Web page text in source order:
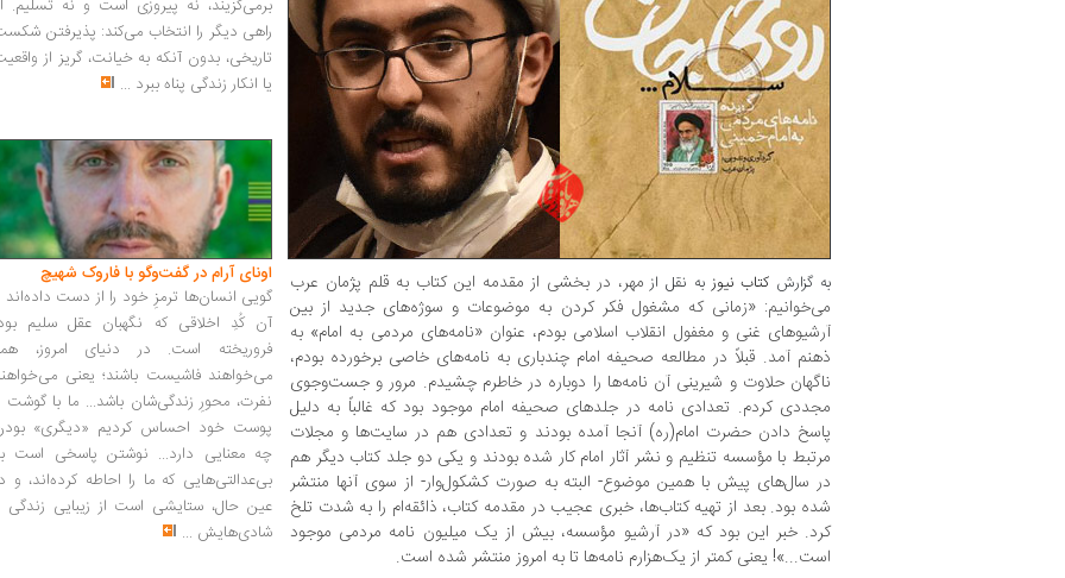
به گزارش کتاب نیوز به نقل از مهر، در بخشی از مقدمه این کتاب به قلم پژمان عرب
می‌خوانیم: «زمانی که مشغول فکر کردن به موضوعات و سوژه‌های جدید از بین
آرشیوهای غنی و مغفول انقلاب اسلامی بودم، عنوان «نامه‌های مردمی به امام» به
ذهنم آمد. قبلاً در مطالعه صحیفه امام چندباری به نامه‌های خاصی برخورده بودم،
‌ناگهان حلاوت و شیرینی آن نامه‌ها را دوباره در خاطرم چشیدم. مرور و جست‌وجوی
مجددی کردم. تعدادی نامه در جلدهای صحیفه امام موجود بود که غالباً به دلیل
پاسخ دادن حضرت امام(ره) آنجا آمده بودند و تعدادی هم در سایت‌ها و مجلات
مرتبط با مؤسسه تنظیم و نشر آثار امام کار شده بودند و یکی دو جلد کتاب دیگر هم
در سال‌های پیش با همین موضوع- البته به صورت کشکول‌وار- از سوی آنها منتشر
شده بود. بعد از تهیه کتاب‌ها، خبری عجیب در مقدمه کتاب، ذائقه‌ام را به شدت تلخ
کرد. خبر این بود که «در آرشیو مؤسسه، بیش از یک میلیون نامه مردمی موجود
است...»! یعنی کمتر از یک‌هزارم نامه‌ها تا به امروز منتشر شده است.
برمی‌گزیند، نه پیروزی است و نه تسلیم.
راهی دیگر را انتخاب می‌کند: پذیرفتن
تاریخی، بدون آنکه به خیانت، گریز از
یا انکار زندگی پناه ببرد ...
اونای آرام در گفت‌وگو با فاروک شهیچ‭
گویی انسان‌ها ترمزِ خود را از دست داده‌اند
آن کُدِ اخلاقی که نگهبان عقل سلیم
فروریخته است. در دنیای امروز،
می‌خواهند فاشیست باشند؛ یعنی
نفرت، محورِ زندگی‌شان باشد... ما با گوشت
پوست خود احساس کردیم «دیگری»
چه معنایی دارد... نوشتن پاسخی است
بی‌عدالتی‌هایی که ما را احاطه کرده‌اند، و
عین حال، ستایشی است از زیبایی زندگی
شادی‌هایش ...